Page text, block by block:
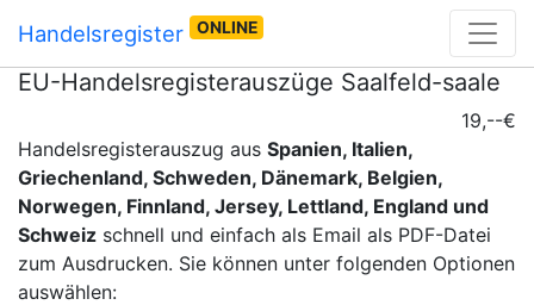
Handelsregister ONLINE
EU-Handelsregisterauszüge Saalfeld-saale
19,--€
Handelsregisterauszug aus Spanien, Italien,
Griechenland, Schweden, Dänemark, Belgien,
Norwegen, Finnland, Jersey, Lettland, England und
Schweiz schnell und einfach als Email als PDF-Datei
zum Ausdrucken. Sie können unter folgenden Optionen
auswählen: